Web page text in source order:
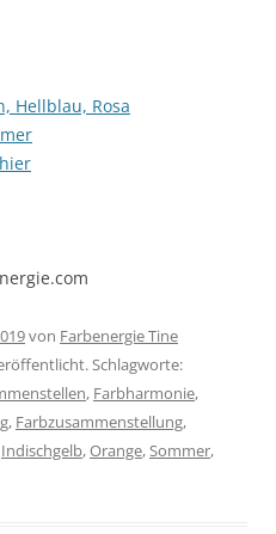
Hellblau, Rosa
hier
von Farbenergie Tine
Schlagworte:
, Farbharmonie,
, Farbzusammenstellung,
Indischgelb,Orange,Sommer,